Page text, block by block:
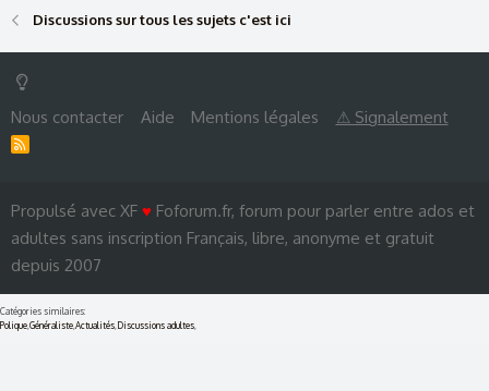
Discussions sur tous les sujets c'est ici
Nous contacter Aide Mentions légales ⚠ Signalement
Propulsé avec XF ♥ Foforum.fr, forum pour parler entre ados et
adultes sans inscription Français, libre, anonyme et gratuit
depuis 2007
Catégories similaires:
Polique Généraliste Actualités Discussions adultes